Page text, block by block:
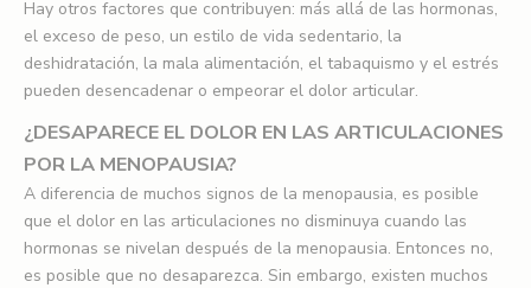
Hay otros factores que contribuyen: más allá de las hormonas,
el exceso de peso, un estilo de vida sedentario, la
deshidratación, la mala alimentación, el tabaquismo y el estrés
pueden desencadenar o empeorar el dolor articular.
¿DESAPARECE EL DOLOR EN LAS ARTICULACIONES
POR LA MENOPAUSIA?
A diferencia de muchos signos de la menopausia, es posible
que el dolor en las articulaciones no disminuya cuando las
hormonas se nivelan después de la menopausia. Entonces no,
es posible que no desaparezca. Sin embargo, existen muchos